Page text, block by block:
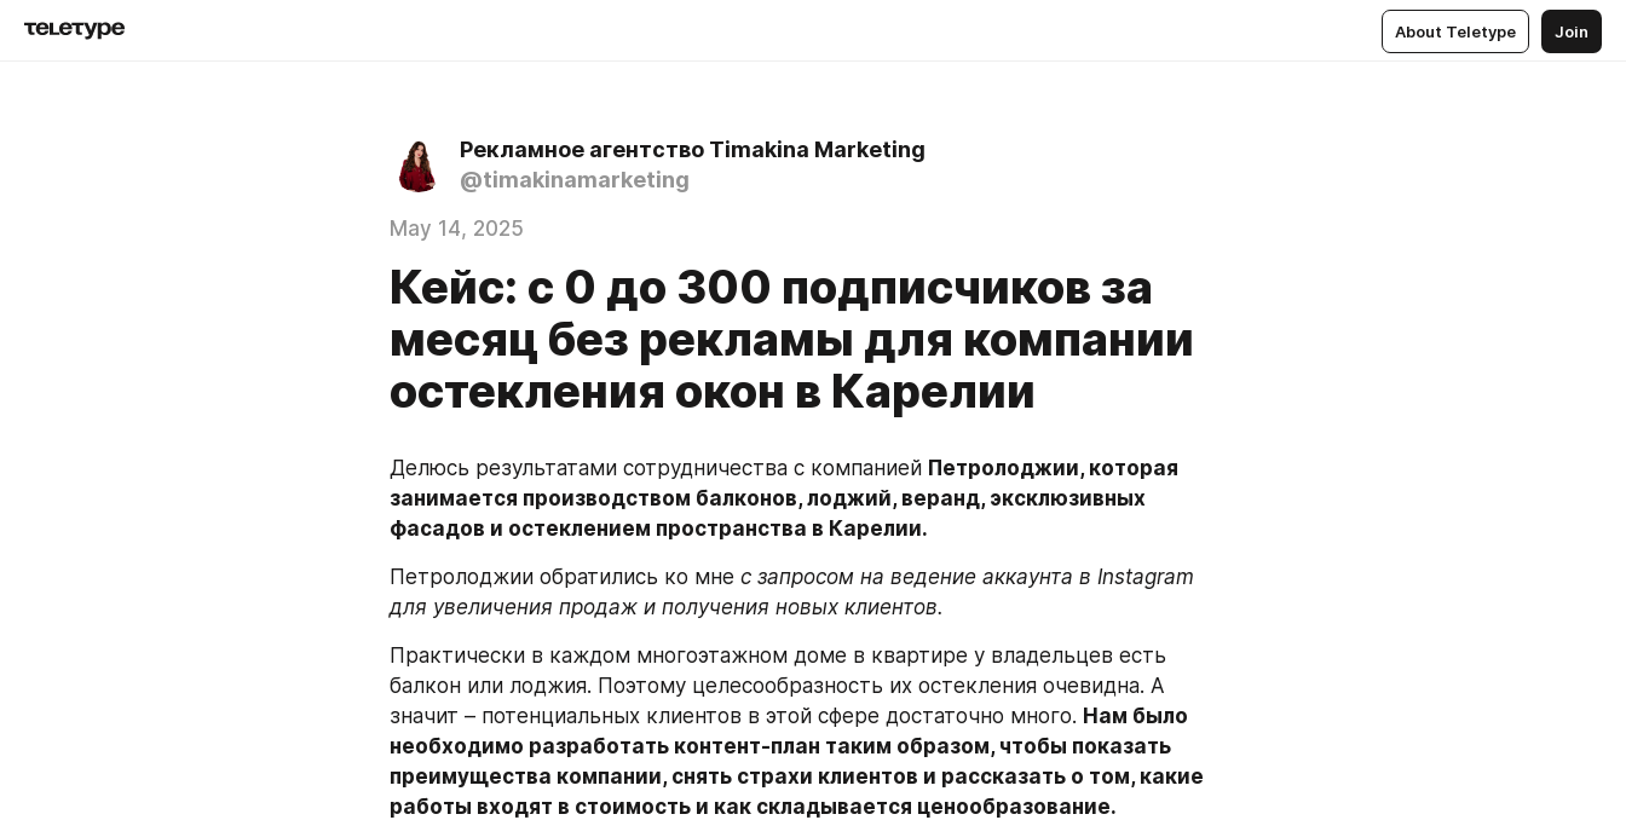
About Teletype Join
Рекламное агентство Timakina Marketing
@timakinamarketing
May 14, 2025
Кейс: с 0 до 300 подписчиков за
месяц без рекламы для компании
остекления окон в Карелии
Делюсь результатами сотрудничества с компанией Петролоджии, которая
занимается производством балконов, лоджий, веранд, эксклюзивных
фасадов и остеклением пространства в Карелии.
Петролоджии обратились ко мне с запросом на ведение аккаунта в Instagram
для увеличения продаж и получения новых клиентов.
Практически в каждом многоэтажном доме в квартире у владельцев есть
балкон или лоджия. Поэтому целесообразность их остекления очевидна. А
значит – потенциальных клиентов в этой сфере достаточно много. Нам было
необходимо разработать контент-план таким образом, чтобы показать
преимущества компании, снять страхи клиентов и рассказать о том, какие
работы входят в стоимость и как складывается ценообразование.